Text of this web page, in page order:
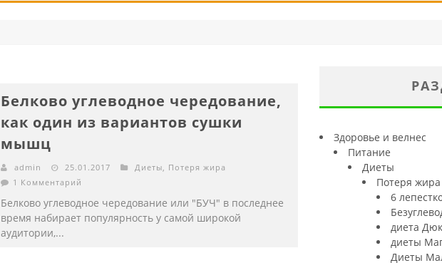
Белково углеводное чередование,
как один из вариантов сушки
мышц
admin 25.01.2017 Диеты, Потеря жира
1 Комментарий
Белково углеводное чередование или "БУЧ" в последнее
время набирает популярность у самой широкой
аудитории,...
Здоровье и велнес
Питание
Диеты
Потеря жира
6
диета
диеты
Диеты